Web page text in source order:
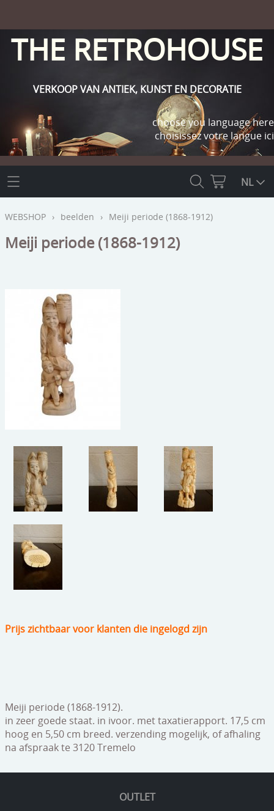
THE RETROHOUSE
VERKOOP VAN ANTIEK, KUNST EN DECORATIE
choose you language here
choisissez votre langue ici
THE RETROHOUSE
WEBSHOP
OUTLET
meubels
reclamevoorwerpen/merken
curiosa
schilderijen
porselein/aardewerk
medailles/munten/bankbiljetten
ets/tekening/litho/gravure
glaswerk
speelgoed
zilverwerk
spiegels
geschenkcheques
INFO
CONTACT
NL
OUTLET
WEBSHOP › beelden › Meiji periode (1868-1912)
Meiji periode (1868-1912)
Prijs zichtbaar voor klanten die ingelogd zijn
Meiji periode (1868-1912).
in zeer goede staat. in ivoor. met taxatierapport. 17,5 cm
hoog en 5,50 cm breed. verzending mogelijk, of afhaling
na afspraak te 3120 Tremelo